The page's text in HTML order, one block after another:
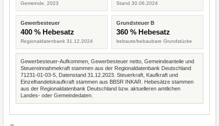
Gemeinde, 2023 Stand 30.06.2024
Gewerbesteuer
400 % Hebesatz
Regionaldatenbank 31.12.2024
Grundsteuer B
360 % Hebesatz
bebaute/bebaubare Grundstücke
Gewerbesteuer-Aufkommen, Gewerbesteuer netto, Gemeindeanteile und
Steuereinnahmekraft stammen aus der Regionaldatenbank Deutschland
71231-01-03-5, Datenstand 31.12.2023. Steuerkraft, Kaufkraft und
Einzelhandelskaufkraft stammen aus BBSR INKAR. Hebesätze stammen
aus der Regionaldatenbank Deutschland bzw. aktuelleren amtlichen
Landes- oder Gemeindedaten.